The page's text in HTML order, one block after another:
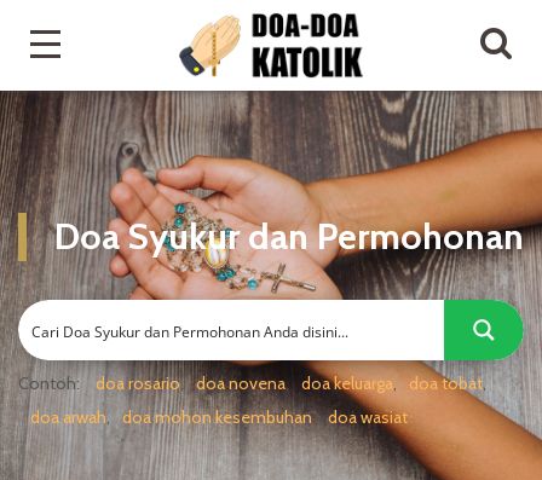
Doa Syukur dan Permohonan
Contoh: doa rosario doa novena doa keluarga
doa tobat
doa arwah
doa mohon kesembuhan doa wasiat